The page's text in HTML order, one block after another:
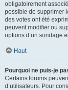
obligatoirement
possible de supprimer
des votes ont été
peuvent modifier ou
options d’un sondage
Haut
Pourquoi ne puis-je
Certains forums
d’utilisateurs. Pour